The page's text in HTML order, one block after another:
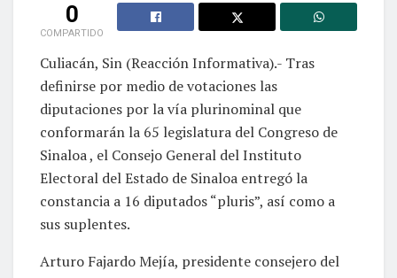
0
COMPARTIDO
Culiacán, Sin (Reacción Informativa).- Tras
definirse por medio de votaciones las
diputaciones por la vía plurinominal que
conformarán la 65 legislatura del Congreso de
Sinaloa , el Consejo General del Instituto
Electoral del Estado de Sinaloa entregó la
constancia a 16 diputados “pluris”, así como a
sus suplentes.
Arturo Fajardo Mejía, presidente consejero del